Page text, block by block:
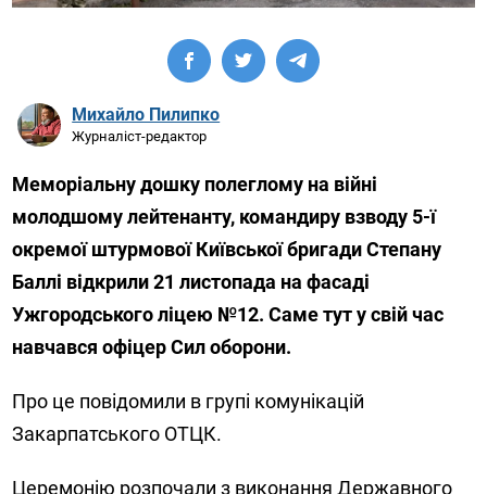
Михайло Пилипко
Журналіст-редактор
Меморіальну дошку полеглому на війні
молодшому лейтенанту, командиру взводу 5-ї
окремої штурмової Київської бригади Степану
Баллі відкрили 21 листопада на фасаді
Ужгородського ліцею №12. Саме тут у свій час
навчався офіцер Сил оборони.
Про це повідомили в групі комунікацій
Закарпатського ОТЦК.
Церемонію розпочали з виконання Державного